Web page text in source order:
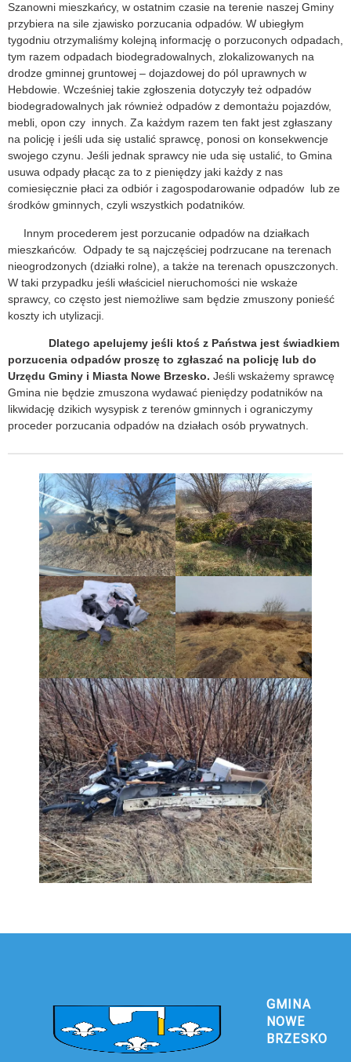
Szanowni mieszkańcy, w ostatnim czasie na terenie naszej Gminy
przybiera na sile zjawisko porzucania odpadów. W ubiegłym
tygodniu otrzymaliśmy kolejną informację o porzuconych odpadach,
tym razem odpadach biodegradowalnych, zlokalizowanych na
drodze gminnej gruntowej – dojazdowej do pól uprawnych w
Hebdowie. Wcześniej takie zgłoszenia dotyczyły też odpadów
biodegradowalnych jak również odpadów z demontażu pojazdów,
mebli, opon czy innych. Za każdym razem ten fakt jest zgłaszany
na policję i jeśli uda się ustalić sprawcę, ponosi on konsekwencje
swojego czynu. Jeśli jednak sprawcy nie uda się ustalić, to Gmina
usuwa odpady płacąc za to z pieniędzy jaki każdy z nas
comiesięcznie płaci za odbiór i zagospodarowanie odpadów lub ze
środków gminnych, czyli wszystkich podatników.
Innym procederem jest porzucanie odpadów na działkach
mieszkańców. Odpady te są najczęściej podrzucane na terenach
nieogrodzonych (działki rolne), a także na terenach opuszczonych.
W taki przypadku jeśli właściciel nieruchomości nie wskaże
sprawcy, co często jest niemożliwe sam będzie zmuszony ponieść
koszty ich utylizacji.
Dlatego apelujemy jeśli ktoś z Państwa jest świadkiem
porzucenia odpadów proszę to zgłaszać na policję lub do
Urzędu Gminy i Miasta Nowe Brzesko. Jeśli wskażemy sprawcę
Gmina nie będzie zmuszona wydawać pieniędzy podatników na
likwidację dzikich wysypisk z terenów gminnych i ograniczymy
proceder porzucania odpadów na działach osób prywatnych.
GMINA
NOWE
BRZESKO